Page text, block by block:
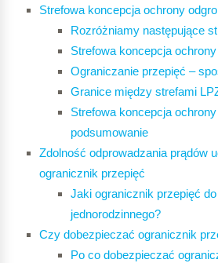
Strefowa koncepcja ochrony
Rozróżniamy następujące
Strefowa koncepcja
Ograniczanie przepięć –
Granice między strefami
Strefowa koncepcja
podsumowanie
Zdolność odprowadzania prądów
ogranicznik przepięć
Jaki ogranicznik przepięć
jednorodzinnego?
Czy dobezpieczać ogranicznik
Po co dobezpieczać